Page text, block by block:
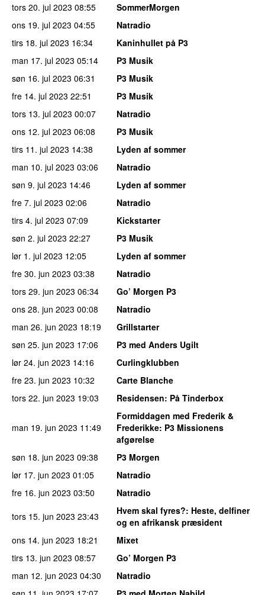
tors 20. jul 2023 08:55
SommerMorgen
ons 19. jul 2023 04:55
Natradio
tirs 18. jul 2023 16:34
Kaninhullet på P3
man 17. jul 2023 05:14
P3 Musik
søn 16. jul 2023 06:31
P3 Musik
fre 14. jul 2023 22:51
P3 Musik
tors 13. jul 2023 00:07
Natradio
ons 12. jul 2023 06:08
P3 Musik
tirs 11. jul 2023 14:38
Lyden af sommer
man 10. jul 2023 03:06
Natradio
søn 9. jul 2023 14:46
Lyden af sommer
fre 7. jul 2023 02:06
Natradio
tirs 4. jul 2023 07:09
Kickstarter
søn 2. jul 2023 22:27
P3 Musik
lør 1. jul 2023 12:05
Lyden af sommer
fre 30. jun 2023 03:38
Natradio
tors 29. jun 2023 06:34
Go’ Morgen P3
ons 28. jun 2023 00:08
Natradio
man 26. jun 2023 18:19
Grillstarter
søn 25. jun 2023 17:06
P3 med Anders Ugilt
lør 24. jun 2023 14:16
Curlingklubben
fre 23. jun 2023 10:32
Carte Blanche
tors 22. jun 2023 19:03 Residensen: På Tinderbox
man 19. jun 2023 11:49
Formiddagen med Frederik &
Frederikke: P3 Missionens
afgørelse
søn 18. jun 2023 09:38
P3 Morgen
lør 17. jun 2023 01:05
Natradio
fre 16. jun 2023 03:50
Natradio
tors 15. jun 2023 23:43 Hvem skal fyres?: Heste, delfiner
og en afrikansk præsident
ons 14. jun 2023 18:21
Mixet
tirs 13. jun 2023 08:57
Go’ Morgen P3
man 12. jun 2023 04:30
Natradio